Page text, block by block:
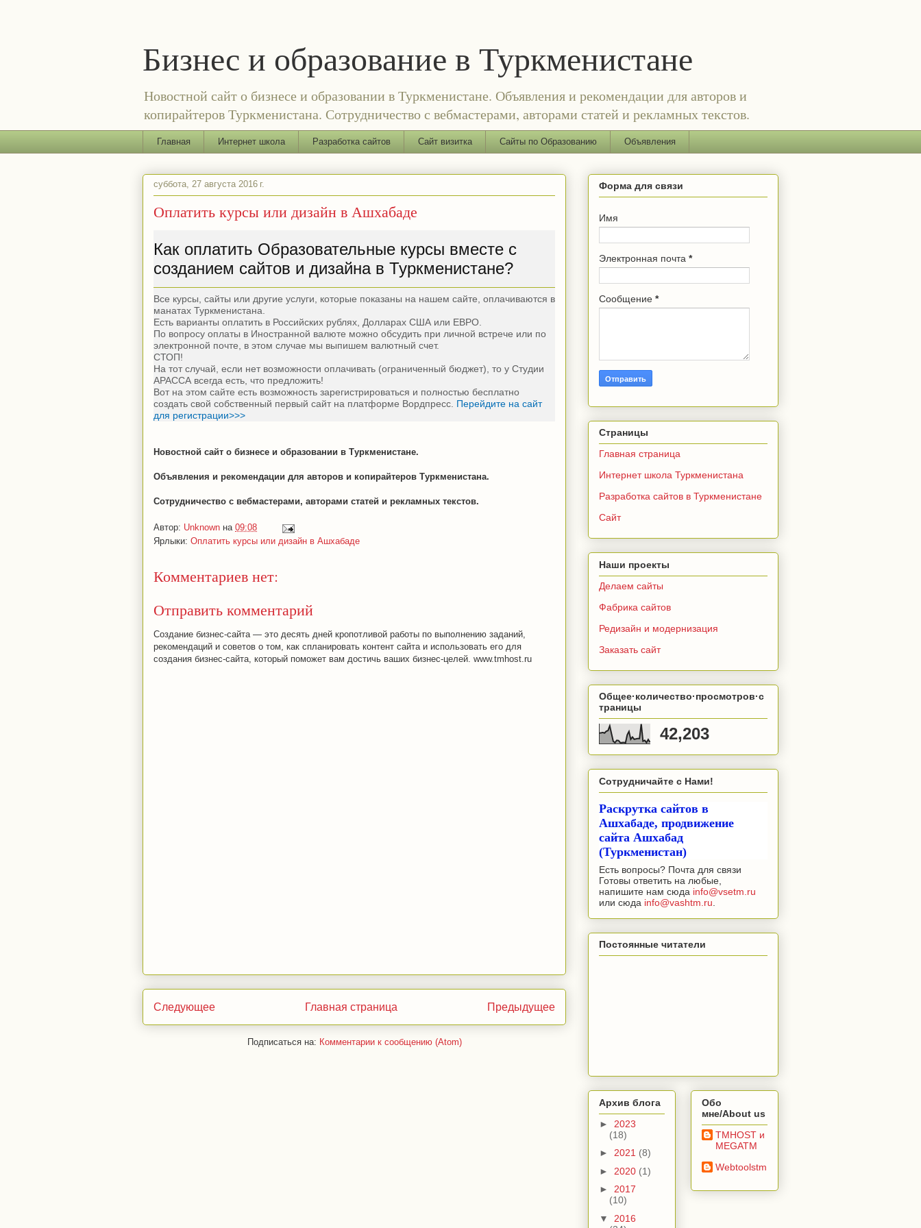
Бизнес и образование в Туркменистане
Новостной сайт о бизнесе и образовании в Туркменистане. Объявления и рекомендации для авторов и
копирайтеров Туркменистана. Сотрудничество с вебмастерами, авторами статей и рекламных текстов.
Главная Интернет школа Разработка сайтов Сайт визитка Сайты по Образованию Объявления
суббота, 27 августа 2016 г.
Оплатить курсы или дизайн в Ашхабаде
Как оплатить Образовательные курсы вместе с
созданием сайтов и дизайна в Туркменистане?
Все курсы, сайты или другие услуги, которые показаны на нашем сайте, оплачиваются в
манатах Туркменистана.
Есть варианты оплатить в Российских рублях, Долларах США или ЕВРО.
По вопросу оплаты в Иностранной валюте можно обсудить при личной встрече или по
электронной почте, в этом случае мы выпишем валютный счет.
СТОП!
На тот случай, если нет возможности оплачивать (ограниченный бюджет), то у Студии
АРАССА всегда есть, что предложить!
Вот на этом сайте есть возможность зарегистрироваться и полностью бесплатно
создать свой собственный первый сайт на платформе Вордпресс. Перейдите на сайт
для регистрации>>>
Новостной сайт о бизнесе и образовании в Туркменистане.
Объявления и рекомендации для авторов и копирайтеров Туркменистана.
Сотрудничество с вебмастерами, авторами статей и рекламных текстов.
Автор: Unknown на 09:08
Ярлыки: Оплатить курсы или дизайн в Ашхабаде
Комментариев нет:
Отправить комментарий
Создание бизнес-сайта — это десять дней кропотливой работы по выполнению заданий,
рекомендаций и советов о том, как спланировать контент сайта и использовать его для
создания бизнес-сайта, который поможет вам достичь ваших бизнес-целей. www.tmhost.ru
Следующее Предыдущее
Главная страница
Подписаться на: Комментарии к сообщению (Atom)
Форма для связи
Имя
Электронная почта *
Сообщение *
Страницы
Главная страница
Интернет школа Туркменистана
Разработка сайтов в Туркменистане
Сайт
Наши проекты
Делаем сайты
Фабрика сайтов
Редизайн и модернизация
Заказать сайт
Общее·количество·просмотров·с
траницы
42,203
Сотрудничайте с Нами!
Раскрутка сайтов в
Ашхабаде, продвижение
сайта Ашхабад
(Туркменистан)
Есть вопросы? Почта для связи
Готовы ответить на любые,
напишите нам сюда info@vsetm.ru
или сюда info@vashtm.ru
Постоянные читатели
Архив блога
► 2023
(18)
► 2021 (8)
► 2020 (1)
► 2017
(10)
▼ 2016
Обо
мне/About us
TMHOST и
MEGATM
Webtoolstm